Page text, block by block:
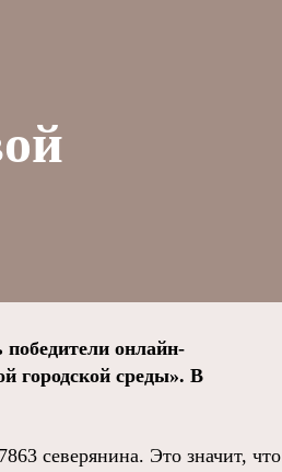
онлайн-
городской среды». В
северянина. Это значит, что